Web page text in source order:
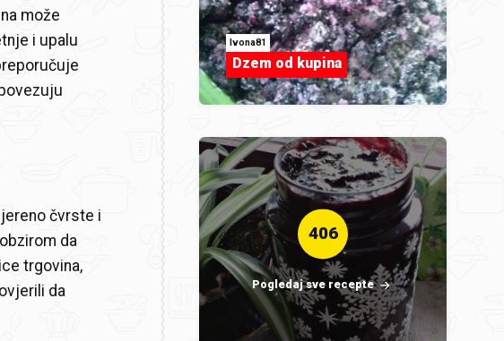
može
i upalu
čvrste i
da
trgovina,
da
Ivona81
Dzem od kupina
406
Pogledaj sve recepte